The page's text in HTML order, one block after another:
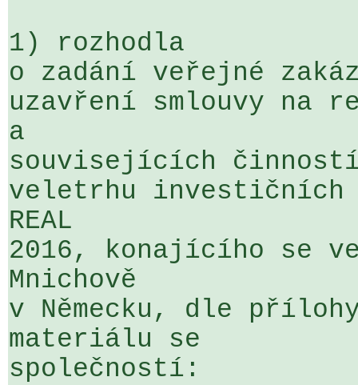
1) rozhodla
o zadání veřejné
uzavření smlouvy na
a
souvisejících činností
veletrhu
REAL
2016, konajícího se
Mnichově
v Německu, dle
materiálu se
společností: